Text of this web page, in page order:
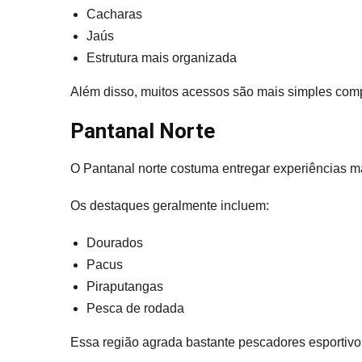
Cacharas
Jaús
Estrutura mais organizada
Além disso, muitos acessos são mais simples
Pantanal Norte
O Pantanal norte costuma entregar experiências
Os destaques geralmente incluem:
Dourados
Pacus
Piraputangas
Pesca de rodada
Essa região agrada bastante pescadores